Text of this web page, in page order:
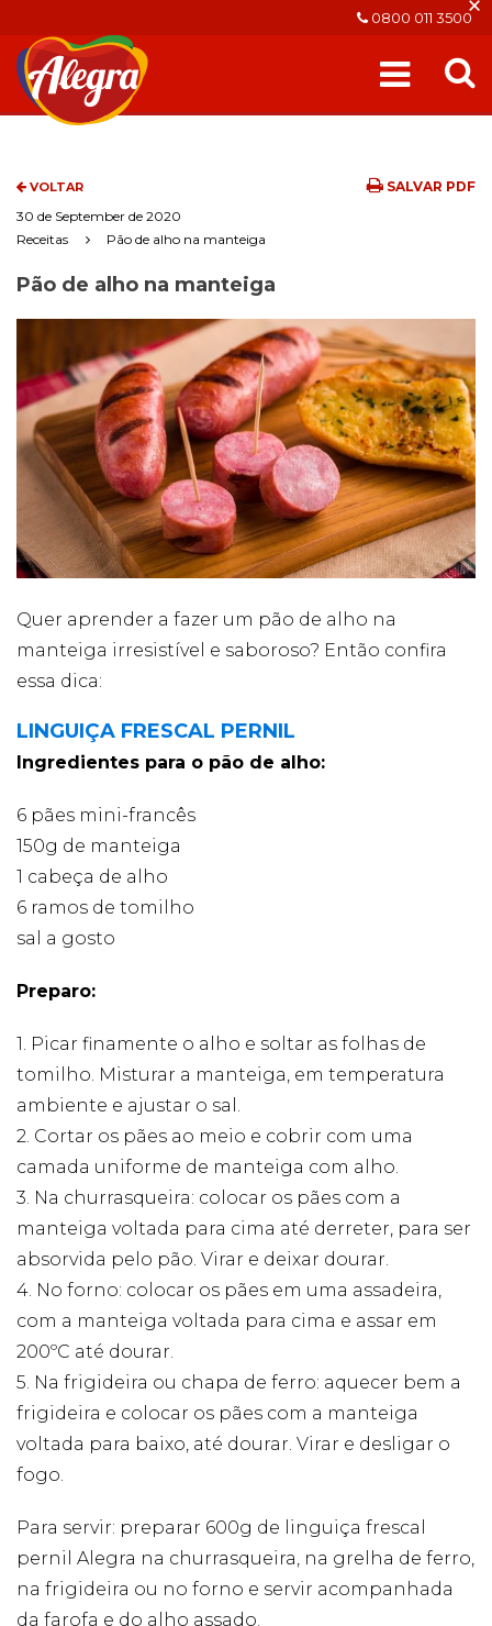
0800 011 3500
VOLTAR
SALVAR PDF
30 de September de 2020
Receitas
Pão de alho na manteiga
Pão de alho na manteiga
Quer aprender a fazer um pão de alho na
manteiga irresistível e saboroso? Então confira
essa dica:
LINGUIÇA FRESCAL PERNIL
Ingredientes para o pão de alho:
6 pães mini-francês
150g de manteiga
1 cabeça de alho
6 ramos de tomilho
sal a gosto
Preparo:
1. Picar finamente o alho e soltar as folhas de
tomilho. Misturar a manteiga, em temperatura
ambiente e ajustar o sal.
2. Cortar os pães ao meio e cobrir com uma
camada uniforme de manteiga com alho.
3. Na churrasqueira: colocar os pães com a
manteiga voltada para cima até derreter, para ser
absorvida pelo pão. Virar e deixar dourar.
4. No forno: colocar os pães em uma assadeira,
com a manteiga voltada para cima e assar em
200ºC até dourar.
5. Na frigideira ou chapa de ferro: aquecer bem a
frigideira e colocar os pães com a manteiga
voltada para baixo, até dourar. Virar e desligar o
fogo.
Para servir: preparar 600g de linguiça frescal
pernil Alegra na churrasqueira, na grelha de ferro,
na frigideira ou no forno e servir acompanhada
da farofa e do alho assado.
Cookies
Estes cookies
opcionais. Eles
do site.
Eu aceito os
Para que o
nosso site tenha
o melhor
desempenho
possível
visita. Se
cookies,
algumas
do website.
Eu aceito
seus interesses e
comportamento
ao visitar nosso
site, você